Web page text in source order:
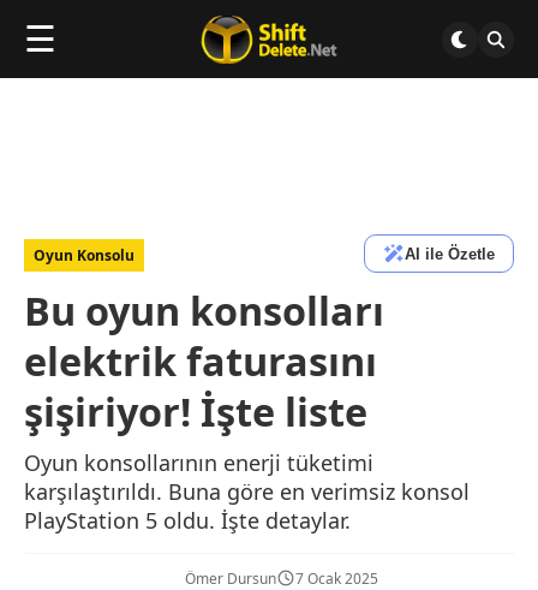
☰
Oyun Konsolu AI ile Özetle
Bu oyun konsolları
elektrik faturasını
şişiriyor! İşte liste
Oyun konsollarının enerji tüketimi
karşılaştırıldı. Buna göre en verimsiz konsol
PlayStation 5 oldu. İşte detaylar.
Ömer Dursun 7 Ocak 2025